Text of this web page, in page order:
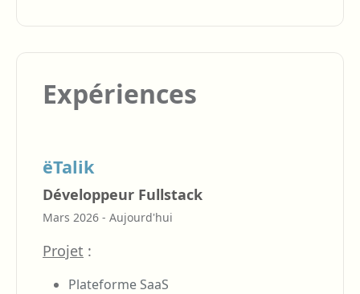
Expériences
ëTalik
Développeur Fullstack
Mars 2026 - Aujourd'hui
Projet :
Plateforme SaaS